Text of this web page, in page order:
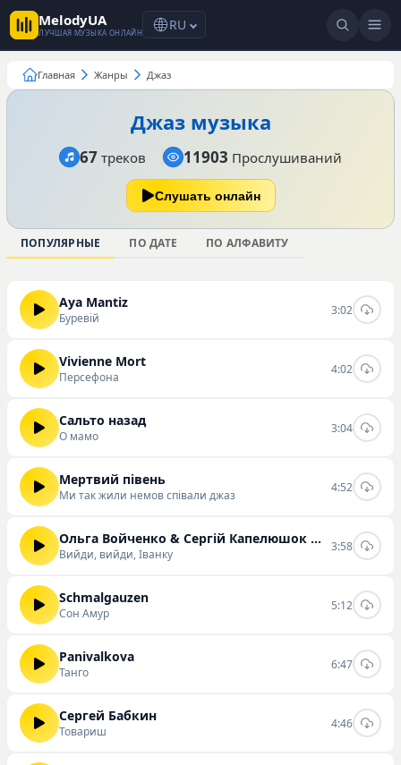
MelodyUA
ЛУЧШАЯ МУЗЫКА ОНЛАЙН RU
Главная Жанры Джаз
Джаз музыка
67 треков 11903 Прослушиваний
Слушать онлайн
ПОПУЛЯРНЫЕ ПО ДАТЕ ПО АЛФАВИТУ
Aya Mantiz
Буревій
3:02
Vivienne Mort
Персефона
4:02
Сальто назад
О мамо
3:04
Мертвий півень
Ми так жили немов співали джаз
4:52
Ольга Войченко & Сергій Капелюшок & Павел Шепета
Вийди, вийди, Іванку
3:58
Schmalgauzen
Сон Амур
5:12
Panivalkova
Танго
6:47
Сергей Бабкин
Товариш
4:46